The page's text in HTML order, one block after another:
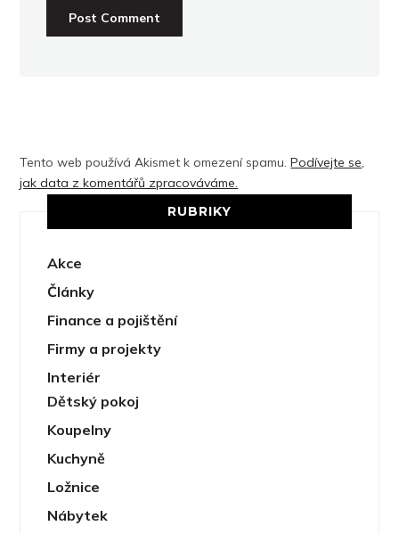
Tento web používá Akismet k omezení spamu.Podívejte se,
jak data z komentářů zpracováváme.
RUBRIKY
Akce
Články
Finance a pojištění
Firmy a projekty
Interiér
Dětský pokoj
Koupelny
Kuchyně
Ložnice
Nábytek